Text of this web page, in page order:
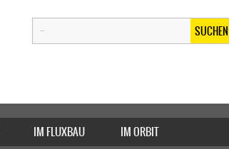
SUCHEN
IM FLUXBAU IM ORBIT